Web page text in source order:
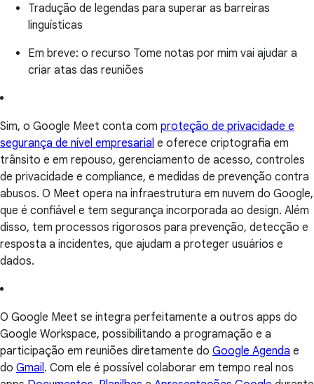
Tradução de legendas para superar as barreiras
linguísticas
Em breve: o recurso Tome notas por mim vai ajudar a
criar atas das reuniões
Sim, o Google Meet conta com proteção de privacidade e
segurança de nível empresarial e oferece criptografia em
trânsito e em repouso, gerenciamento de acesso, controles
de privacidade e compliance, e medidas de prevenção contra
abusos. O Meet opera na infraestrutura em nuvem do Google,
que é confiável e tem segurança incorporada ao design. Além
disso, tem processos rigorosos para prevenção, detecção e
resposta a incidentes, que ajudam a proteger usuários e
dados.
O Google Meet se integra perfeitamente a outros apps do
Google Workspace, possibilitando a programação e a
participação em reuniões diretamente do Google Agenda e
do Gmail . Com ele é possível colaborar em tempo real nos